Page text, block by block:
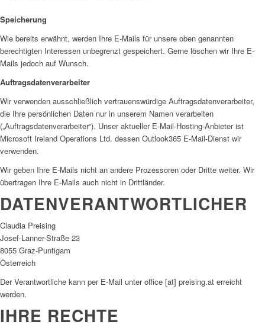
Speicherung
Wie bereits erwähnt, werden Ihre E-Mails für unsere oben genannten
berechtigten Interessen unbegrenzt gespeichert. Gerne löschen wir Ihre E-
Mails jedoch auf Wunsch.
Auftragsdatenverarbeiter
Wir verwenden ausschließlich vertrauenswürdige Auftragsdatenverarbeiter,
die Ihre persönlichen Daten nur in unserem Namen verarbeiten
(„Auftragsdatenverarbeiter“). Unser aktueller E-Mail-Hosting-Anbieter ist
Microsoft Ireland Operations Ltd. dessen Outlook365 E-Mail-Dienst wir
verwenden.
Wir geben Ihre E-Mails nicht an andere Prozessoren oder Dritte weiter. Wir
übertragen Ihre E-Mails auch nicht in Drittländer.
DATENVERANTWORTLICHER
Claudia Preising
Josef-Lanner-Straße 23
8055 Graz-Puntigam
Österreich
Der Verantwortliche kann per E-Mail unter office [at] preising.at erreicht
werden.
IHRE RECHTE